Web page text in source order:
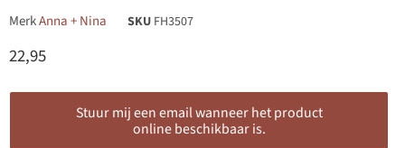
MerkAnna + Nina SKU FH3507
Huidige prijs
22,95
Stuur mij een email wanneer het product
online beschikbaar is.